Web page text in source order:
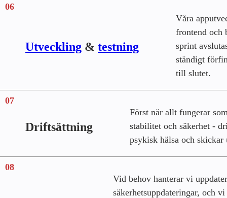
06
Utveckling & testning
Våra
frontend och
sprint
ständigt
till slutet.
07
Driftsättning
Först när allt fungerar
stabilitet och säkerhet -
psykisk hälsa och
08
Vid behov hanterar vi
säkerhetsuppdateringar, och